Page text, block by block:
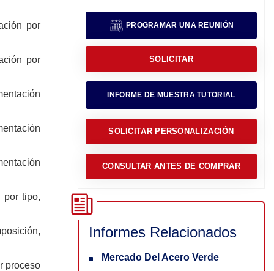
por
por
por tipo,
proceso
PROGRAMAR UNA REUNIÓN
SOLICITAR
INFORME DE MUESTRA TUTORIAL
SOLICITAR PERSONALIZACIÓN
CONSULTAR ANTES DE COMPRAR
Informes Relacionados
Mercado Del Acero Verde